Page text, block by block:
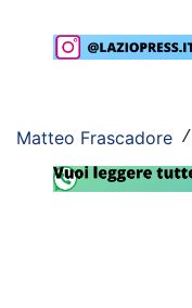
Rassegna Lazio
Calcio
Serie A
Matteo Frascadore /